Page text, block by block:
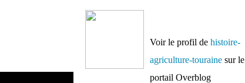
Voir le profil de histoire-
agriculture-touraine sur le
portail Overblog